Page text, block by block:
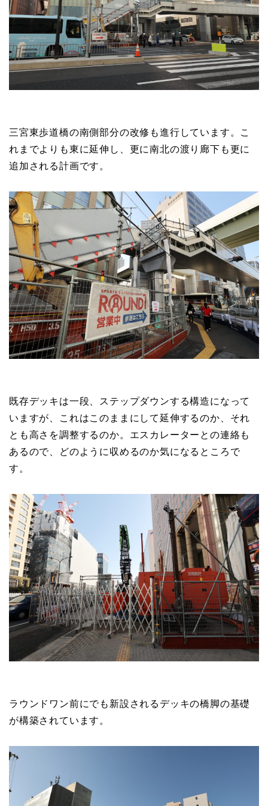
三宮東歩道橋の南側部分の改修も進行しています。こ
れまでよりも東に延伸し、更に南北の渡り廊下も更に
追加される計画です。
既存デッキは一段、ステップダウンする構造になって
いますが、これはこのままにして延伸するのか、それ
とも高さを調整するのか。エスカレーターとの連絡も
あるので、どのように収めるのか気になるところで
す。
ラウンドワン前にでも新設されるデッキの橋脚の基礎
が構築されています。